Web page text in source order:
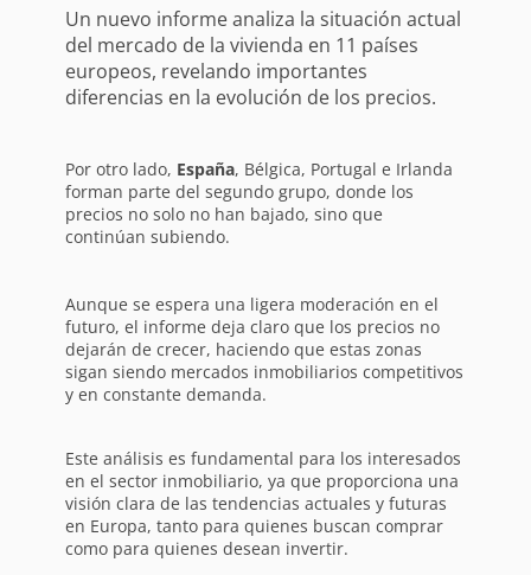
Un nuevo informe analiza la situación actual
del mercado de la vivienda en 11 países
europeos, revelando importantes
diferencias en la evolución de los precios.
Por otro lado, España, Bélgica, Portugal e Irlanda
forman parte del segundo grupo, donde los
precios no solo no han bajado, sino que
continúan subiendo.
Aunque se espera una ligera moderación en el
futuro, el informe deja claro que los precios no
dejarán de crecer, haciendo que estas zonas
sigan siendo mercados inmobiliarios competitivos
y en constante demanda.
Este análisis es fundamental para los interesados
en el sector inmobiliario, ya que proporciona una
visión clara de las tendencias actuales y futuras
en Europa, tanto para quienes buscan comprar
como para quienes desean invertir.